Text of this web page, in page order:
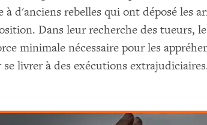
d'anciens rebelles qui ont déposé les
Dans leur recherche des tueurs,
minimale nécessaire pour les
livrer à des exécutions